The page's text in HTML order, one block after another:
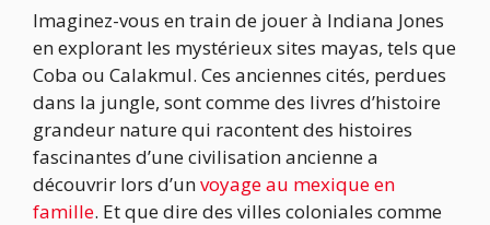
Imaginez-vous en train de jouer à Indiana Jones
en explorant les mystérieux sites mayas, tels que
Coba ou Calakmul. Ces anciennes cités, perdues
dans la jungle, sont comme des livres d’histoire
grandeur nature qui racontent des histoires
fascinantes d’une civilisation ancienne a
découvrir lors d’unvoyage au mexique en
famille. Et que dire des villes coloniales comme